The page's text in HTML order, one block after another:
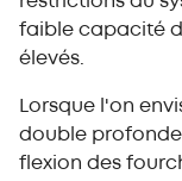
faible capacité
élevés.
Lorsque l'on
double
flexion des